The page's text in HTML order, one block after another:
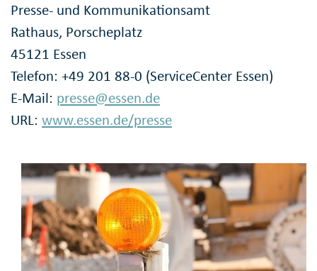
Presse- und Kommunikationsamt
Rathaus, Porscheplatz
45121 Essen
Telefon: +49 201 88-0 (ServiceCenter Essen)
E-Mail: presse@essen.de
URL: www.essen.de/presse